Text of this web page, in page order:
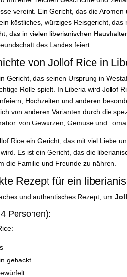
vereint. Ein Gericht, das die
köstliches, würziges Reisgericht, das
das in vielen liberianischen
des Landes feiert.
von Jollof Rice in
Gericht, das seinen Ursprung in
Rolle spielt. In Liberia wird Jollof
Hochzeiten und anderen
von anderen Varianten durch die
von Gewürzen, Gemüse und
Rice ein Gericht, das mit viel Liebe
Es ist ein Gericht, das die
die Familie und Freunde zu nähren.
Rezept für ein
und authentisches Rezept, um
Personen):
gehackt